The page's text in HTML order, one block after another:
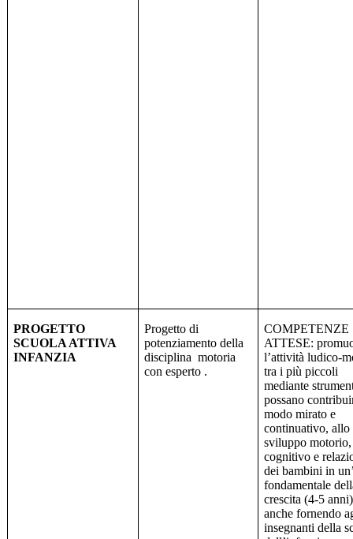
PROGETTO
SCUOLA ATTIVA
INFANZIA
Progetto di
potenziamento della
disciplina motoria
con esperto .
COMPETENZE
ATTESE:
l’attività ludico-
tra i più piccoli
mediante
possano
modo mirato e
continuativo, allo
sviluppo motorio,
cognitivo e
dei bambini in
fondamentale
crescita (4-5
anche fornendo
insegnanti della